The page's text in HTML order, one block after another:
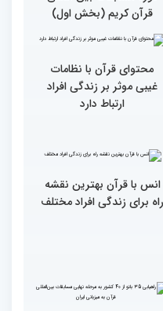
بخش برادران مسابقات
بین‌المللی قرآن کریم
دوره مسابقات بین المللی